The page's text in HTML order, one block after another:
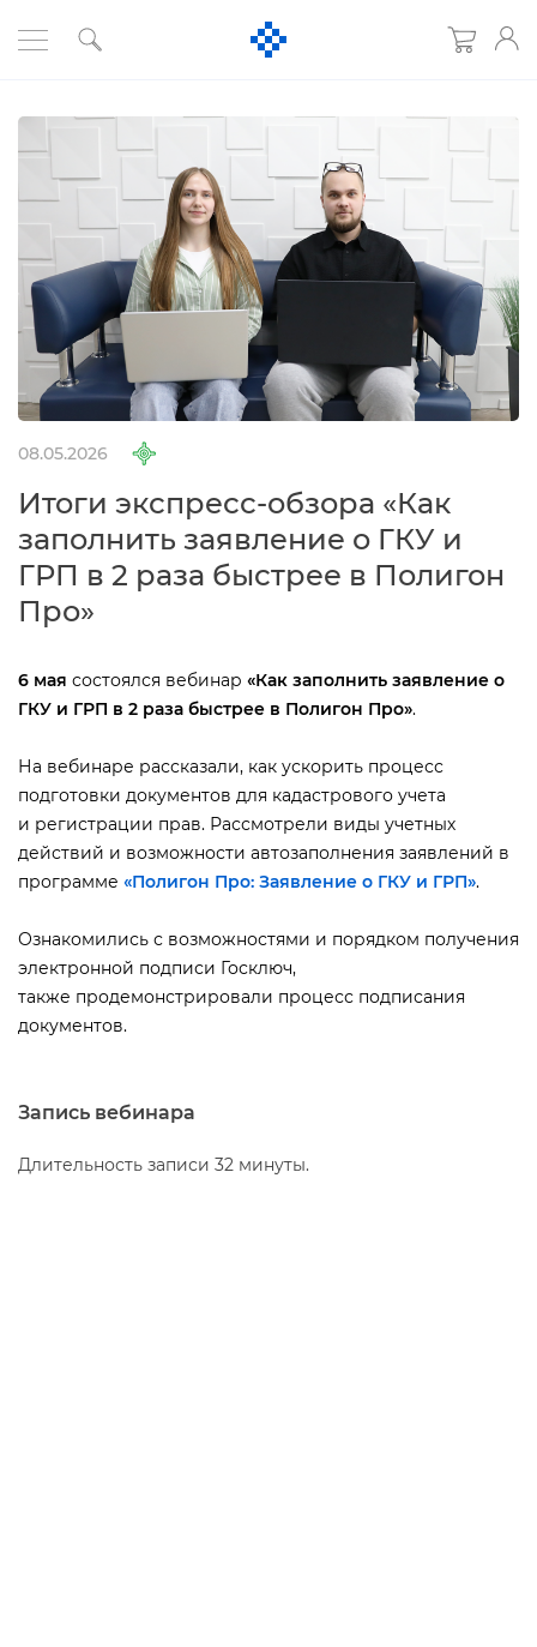
08.05.2026
Итоги экспресс-обзора «Как
заполнить заявление о ГКУ и
ГРП в 2 раза быстрее в Полигон
Про»
6 мая состоялся вебинар «Как заполнить заявление о
ГКУ и ГРП в 2 раза быстрее в Полигон Про».
На вебинаре рассказали, как ускорить процесс
подготовки документов для кадастрового учета
и регистрации прав. Рассмотрели виды учетных
действий и возможности автозаполнения заявлений
программе «Полигон Про: Заявление о ГКУ и ГРП».
Ознакомились с возможностями и порядком получения
электронной подписи Госключ,
также продемонстрировали процесс подписания
документов.
Запись вебинара
Длительность записи 32 минуты.